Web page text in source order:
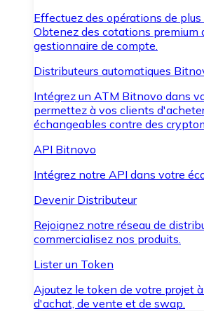
Effectuez des opérations de plus
Obtenez des cotations premium
gestionnaire de compte.
Distributeurs automatiques
Intégrez un ATM Bitnovo dans
permettez à vos clients
échangeables contre des
API Bitnovo
Intégrez notre API dans votre
Devenir Distributeur
Rejoignez notre réseau de
commercialisez nos produits.
Lister un Token
Ajoutez le token de votre projet
d'achat, de vente et de swap.